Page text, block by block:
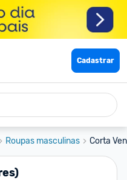
Cadastrar
Roupas masculinas Corta